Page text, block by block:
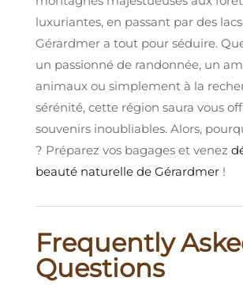
luxuriantes, en passant par des
Gérardmer a tout pour séduire.
un passionné de randonnée, un
animaux ou simplement à la
sérénité, cette région saura vous
souvenirs inoubliables. Alors,
? Préparez vos bagages et venez
beauté naturelle de Gérardmer !
Frequently
Questions